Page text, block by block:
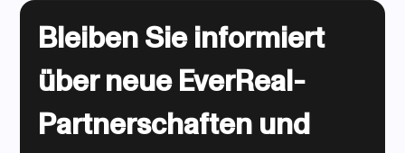
Bleiben Sie informiert
über neue EverReal-
Partnerschaften und